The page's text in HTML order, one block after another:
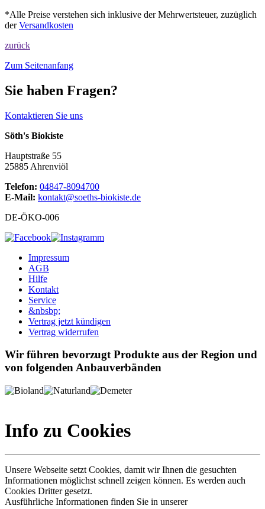
*Alle Preise verstehen sich inklusive der Mehrwertsteuer, zuzüglich
derVersandkosten
zurück
Zum Seitenanfang
Sie haben Fragen?
Kontaktieren Sie uns
Söth's Biokiste
Hauptstraße 55
25885 Ahrenviöl
Telefon: 04847-8094700
E-Mail: kontakt@soeths-biokiste.de
DE-ÖKO-006
Impressum
AGB
Hilfe
Kontakt
Service
&nbsbp;
Vertrag jetzt kündigen
Vertrag widerrufen
Wir führen bevorzugt Produkte aus der Region und
von folgenden Anbauverbänden
Info zu Cookies
Unsere Webseite setzt Cookies, damit wir Ihnen die gesuchten
Informationen möglichst schnell zeigen können. Es werden auch
Cookies Dritter gesetzt.
Ausführliche Informationen finden Sie in unserer